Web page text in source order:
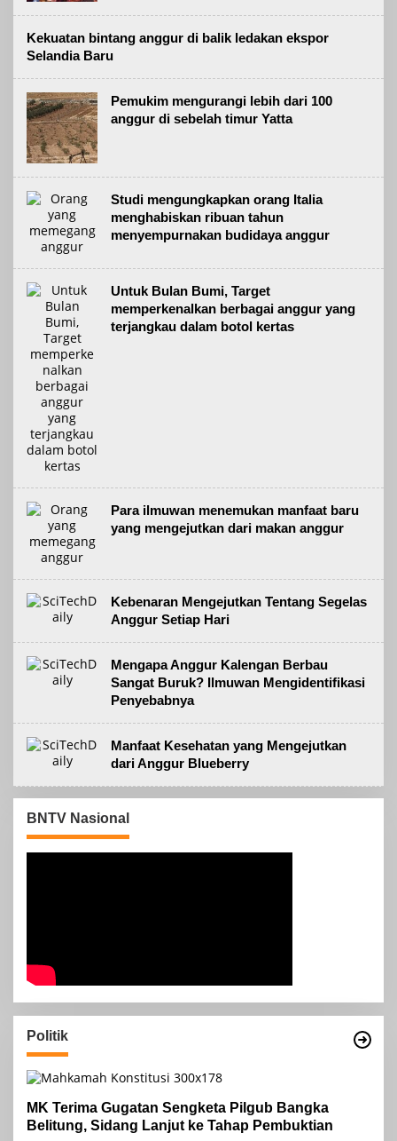
Kekuatan bintang anggur di balik ledakan ekspor
Selandia Baru
Pemukim mengurangi lebih dari 100
anggur di sebelah timur Yatta
Studi mengungkapkan orang Italia
menghabiskan ribuan tahun
menyempurnakan budidaya anggur
Untuk Bulan Bumi, Target
memperkenalkan berbagai anggur yang
terjangkau dalam botol kertas
Para ilmuwan menemukan manfaat baru
yang mengejutkan dari makan anggur
Kebenaran Mengejutkan Tentang Segelas
Anggur Setiap Hari
Mengapa Anggur Kalengan Berbau
Sangat Buruk? Ilmuwan Mengidentifikasi
Penyebabnya
Manfaat Kesehatan yang Mengejutkan
dari Anggur Blueberry
BNTV Nasional
Politik
MK Terima Gugatan Sengketa Pilgub Bangka
Belitung, Sidang Lanjut ke Tahap Pembuktian